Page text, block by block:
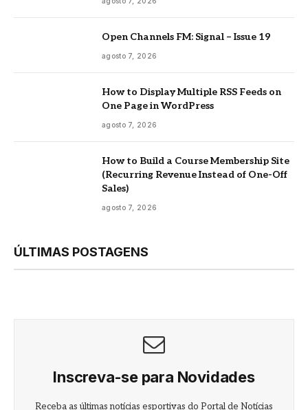
Open Channels FM: Signal – Issue 19
agosto 7, 2026
How to Display Multiple RSS Feeds on
One Page in WordPress
agosto 7, 2026
How to Build a Course Membership Site
(Recurring Revenue Instead of One-Off
Sales)
agosto 7, 2026
ÚLTIMAS POSTAGENS
Inscreva-se para Novidades
Receba as últimas notícias esportivas do Portal de Notícias